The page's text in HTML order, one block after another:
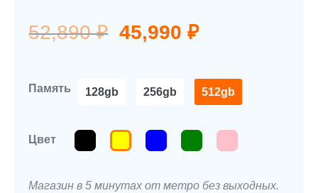
52,890₽
Первоначальная
составляла
52,890 ₽.
45,990₽Текущая
45,990 ₽.
Память 128gb 256gb 512gb
Цвет
Магазин в 5 минутах от метро без выходных.